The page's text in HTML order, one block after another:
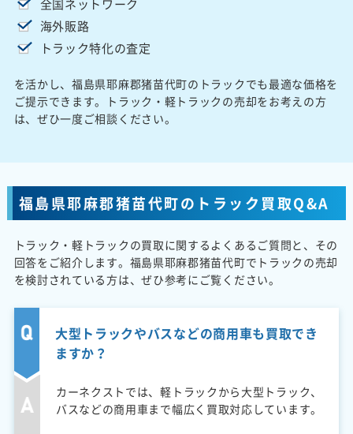
全国ネットワーク
海外販路
トラック特化の査定
を活かし、福島県耶麻郡猪苗代町のトラックでも最適な価格を
ご提示できます。トラック・軽トラックの売却をお考えの方
は、ぜひ一度ご相談ください。
福島県耶麻郡猪苗代町のトラック買取Q&A
トラック・軽トラックの買取に関するよくあるご質問と、その
回答をご紹介します。福島県耶麻郡猪苗代町でトラックの売却
を検討されている方は、ぜひ参考にご覧ください。
大型トラックやバスなどの商用車も買取でき
ますか？
カーネクストでは、軽トラックから大型トラック、
バスなどの商用車まで幅広く買取対応しています。